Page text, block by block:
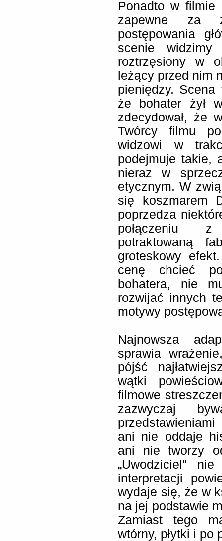
Ponadto w filmie
zapewne za
postępowania
scenie
roztrzęsiony w
leżący przed nim
pieniędzy. Scena
że bohater żył
zdecydował, że
Twórcy filmu
widzowi w
podejmuje takie,
nieraz w
etycznym. W
się koszmarem
poprzedza
połączeniu z
potraktowaną
groteskowy
cenę chcieć
bohatera, nie
rozwijać innych
motywy
Najnowsza
sprawia
pójść
wątki
filmowe
zazwyczaj
przedstawieniami
ani nie oddaje
ani nie tworzy
„Uwodziciel”
interpretacji
wydaje się, że w
na jej podstawie
Zamiast tego
wtórny, płytki i po